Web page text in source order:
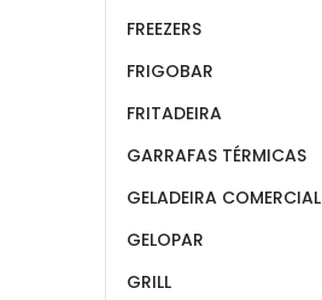
FREEZERS
FRIGOBAR
FRITADEIRA
GARRAFAS TÉRMICAS
GELADEIRA COMERCIAL
GELOPAR
GRILL